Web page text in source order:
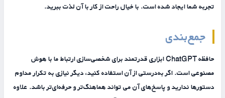
تجربه شما ایجاد شده است. با خیال راحت از کار با آن لذت ببرید.
جمع‌بندی
حافظه ChatGPT ابزاری قدرتمند برای شخصی‌سازی ارتباط ما با هوش
مصنوعی است. اگر به‌درستی از آن استفاده کنید، دیگر نیازی به تکرار مداوم
دستورها ندارید و پاسخ‌های آن می تواند هماهنگ‌تر و حرفه‌ای‌تر باشد. علاوه